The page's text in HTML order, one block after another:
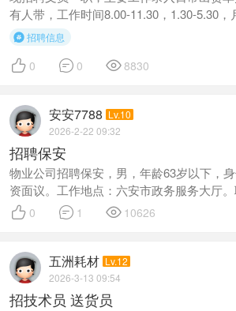
有人带，工作时间8.00-11.30，1.30-5.30，
招聘信息
 0  0  8830
安安7788 Lv.10
2026-2-22 09:32
招聘保安
物业公司招聘保安，男，年龄63岁以下，
资面议。工作地点：六安市政务服务大厅
 0  1  10626
五洲耗材 Lv.12
2026-3-13 09:54
招技术员 送货员